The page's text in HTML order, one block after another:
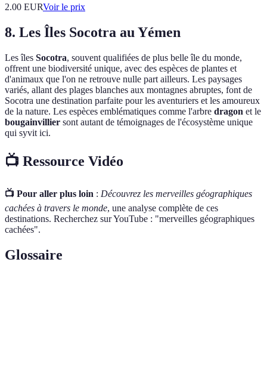
2.00 EURVoir le prix
8. Les Îles Socotra au Yémen
Les îles Socotra, souvent qualifiées de plus belle île du monde,
offrent une biodiversité unique, avec des espèces de plantes et
d'animaux que l'on ne retrouve nulle part ailleurs. Les paysages
variés, allant des plages blanches aux montagnes abruptes, font de
Socotra une destination parfaite pour les aventuriers et les amoureux
de la nature. Les espèces emblématiques comme l'arbre dragon et le
bougainvillier sont autant de témoignages de l'écosystème unique
qui syvit ici.
📺 Ressource Vidéo
📺 Pour aller plus loin : Découvrez les merveilles géographiques
cachées à travers le monde, une analyse complète de ces
destinations. Recherchez sur YouTube : "merveilles géographiques
cachées".
Glossaire